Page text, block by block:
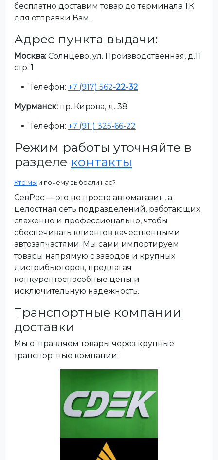
бесплатно доставим товар до терминала ТК
для отправки Вам.
Адрес пункта выдачи:
Москва: Солнцево, ул. Производственная, д.11
стр. 1
Телефон: +7 (917) 562-22-32
Мурманск: пр. Кирова, д. 38
Телефон: +7 (911) 325-66-22
Режим работы уточняйте в
разделе контакты
Кто мы и почему выбрали нас?
СевРес — это не просто автомагазин, а
целостная сеть подразделений, работающих
слаженно и профессионально, чтобы
обеспечивать клиентов качественными
автозапчастями. Мы сами импортируем
товары напрямую с заводов и крупных
дистрибьюторов, предлагая
конкурентоспособные цены и
исключительную надежность.
Транспортные компании
доставки
Мы отправляем товары через крупные
транспортные компании: